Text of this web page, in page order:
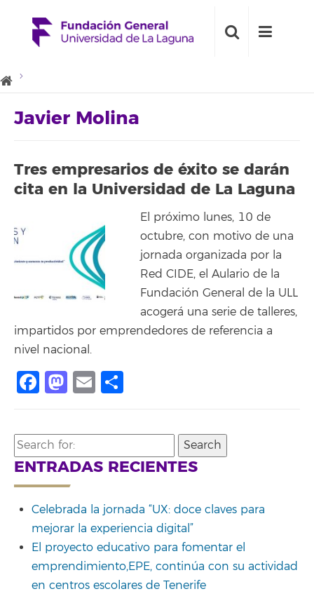
Javier Molina
Tres empresarios de éxito se darán
cita en la Universidad de La Laguna
El próximo lunes, 10 de
octubre, con motivo de una
jornada organizada por la
Red CIDE, el Aulario de la
Fundación General de la ULL
acogerá una serie de talleres,
impartidos por emprendedores de referencia a
nivel nacional.
Facebook
Mastodon
Email
Search
for:
ENTRADAS RECIENTES
Celebrada la jornada “UX: doce claves para
mejorar la experiencia digital”
El proyecto educativo para fomentar el
emprendimiento,EPE, continúa con su actividad
en centros escolares de Tenerife